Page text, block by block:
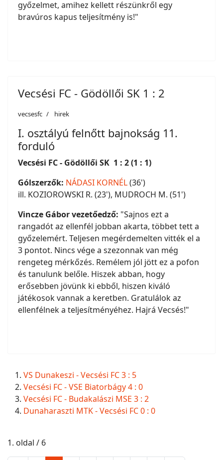
győzelmet, amihez kellett részünkről egy
bravúros kapus teljesítmény is!"
Vecsési FC - Gödöllői SK 1 : 2
vecsesfc hirek
I. osztályú felnőtt bajnokság 11.
forduló
Vecsési FC - Gödöllői SK 1 : 2 (1 : 1)
Gólszerzők: NÁDASI KORNÉL(36')
ill. KOZIOROWSKI R. (23'), MUDROCH M. (51')
Vincze Gábor vezetőedző: "Sajnos ezt a
rangadót az ellenfél jobban akarta, többet tett a
győzelemért. Teljesen megérdemelten vitték el a
3 pontot. Nincs vége a szezonnak van még
rengeteg mérkőzés. Remélem jól jött ez a pofon
és tanulunk belőle. Hiszek abban, hogy
erősebben jövünk ki ebből, hiszen kiváló
játékosok vannak a keretben. Gratulálok az
ellenfélnek a teljesítményéhez. Hajrá Vecsés!"
VS Dunakeszi - Vecsési FC 3 : 5
Vecsési FC - VSE Biatorbágy 4 : 0
Vecsési FC - Budakalászi MSE 3 : 2
Dunaharaszti MTK - Vecsési FC 0 : 0
1. oldal / 6